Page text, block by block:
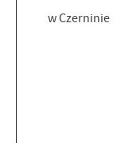
w Czerninie